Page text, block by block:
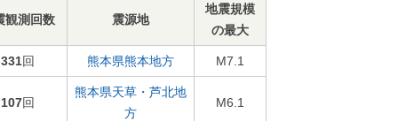
観測回数 震源地
地震規模
の最大
331回 熊本県熊本地方 M7.1
107回
熊本県天草・芦北地
方
M6.1